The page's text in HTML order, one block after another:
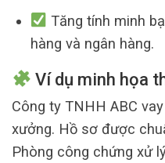
Tăng tính minh
hàng và ngân hàng.
Ví dụ minh họa
Công ty TNHH ABC
xưởng. Hồ sơ được
Phòng công chứng xử